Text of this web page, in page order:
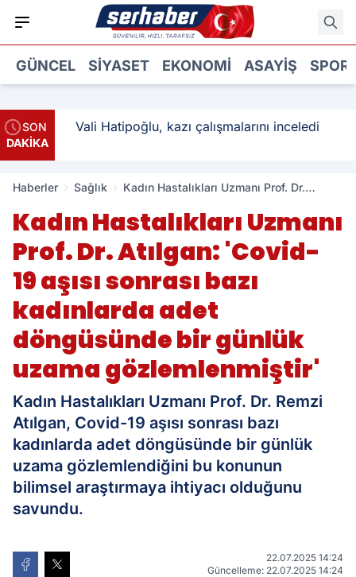
GÜNCEL SIYASET EKONOMI ASAYIŞ SPOR
SON
DAKİKA
3 Vali Hatipoğlu, kazı çalışmalarını inceledi
Haberler Sağlık
Kadın Hastalıkları Uzmanı Prof. Dr.
kadınlarda adet döngüsünde bir günlük
uzama gözlemlenmiştir'
Kadın Hastalıkları Uzmanı
Prof. Dr. Atılgan: 'Covid-
19 aşısı sonrası bazı
kadınlarda adet
döngüsünde bir günlük
uzama gözlemlenmiştir'
Kadın Hastalıkları Uzmanı Prof. Dr. Remzi
Atılgan, Covid-19 aşısı sonrası bazı
kadınlarda adet döngüsünde bir günlük
uzama gözlemlendiğini bu konunun
bilimsel araştırmaya ihtiyacı olduğunu
savundu.
22.07.2025 14:24
Güncelleme: 22.07.2025 14:24